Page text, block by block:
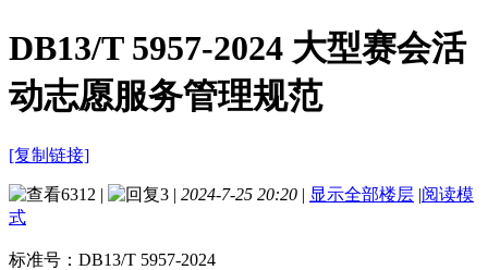
DB13/T 5957-2024 大型赛会活
动志愿服务管理规范
[复制链接]
6312 | 3 | 2024-7-25 20:20 | 显示全部楼层 |阅读模
式
标准号： DB13/T 5957-2024